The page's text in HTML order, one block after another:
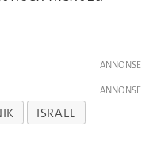
ISRAEL